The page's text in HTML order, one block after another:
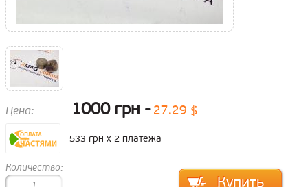
Цена: 1000 грн 27.29 $
533 грн x 2 платежа
Количество: